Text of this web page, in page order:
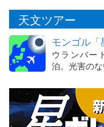
天文ツアー
モンゴル
ウランバー
泊。光害の